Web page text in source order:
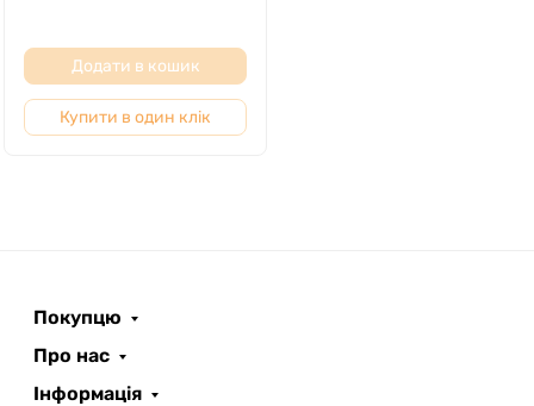
Додати в кошик
Купити в один клік
Покупцю
Про нас
Інформація